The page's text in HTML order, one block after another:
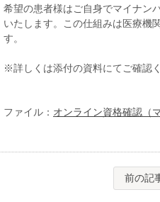
希望の患者様はご自身でマイナン
いたします。この仕組みは医療機
す。
※詳しくは添付の資料にてご確認く
ファイル： オンライン資格確認（
前の記